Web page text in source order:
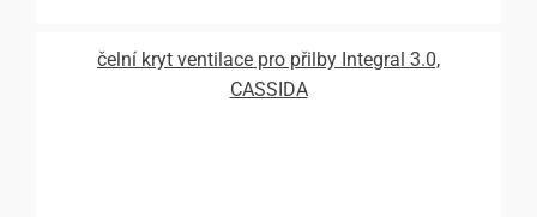
čelní kryt ventilace pro přilby Integral 3.0,
CASSIDA